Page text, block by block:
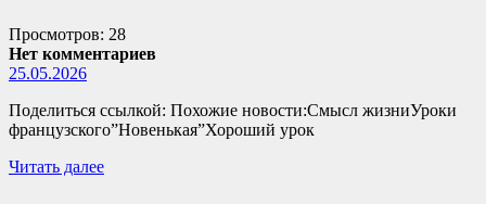
Просмотров: 28
Нет комментариев
25.05.2026
Поделиться ссылкой: Похожие новости:Смысл жизниУроки
французского”Новенькая”Хороший урок
Читать далее